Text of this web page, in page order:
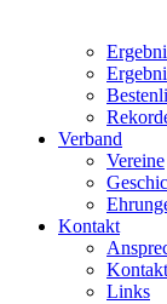
Verband
Vereine
Kontakt
Links